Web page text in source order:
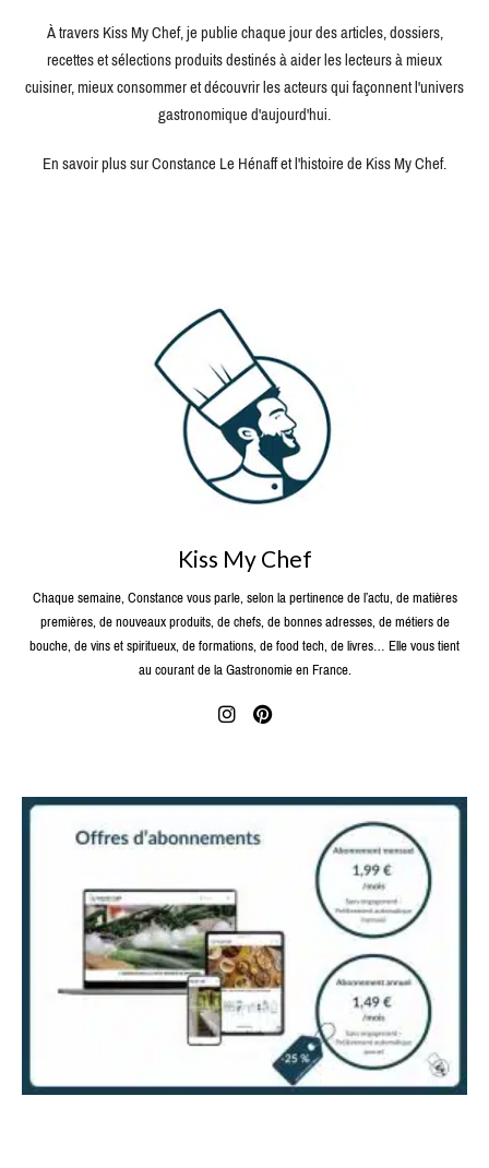
À travers Kiss My Chef, je publie chaque jour des articles, dossiers,
recettes et sélections produits destinés à aider les lecteurs à mieux
cuisiner, mieux consommer et découvrir les acteurs qui façonnent l'univers
gastronomique d'aujourd'hui.
En savoir plus sur Constance Le Hénaff et l'histoire de Kiss My Chef.
Kiss My Chef
Chaque semaine, Constance vous parle, selon la pertinence de l’actu, de matières
premières, de nouveaux produits, de chefs, de bonnes adresses, de métiers de
bouche, de vins et spiritueux, de formations, de food tech, de livres… Elle vous tient
au courant de la Gastronomie en France.